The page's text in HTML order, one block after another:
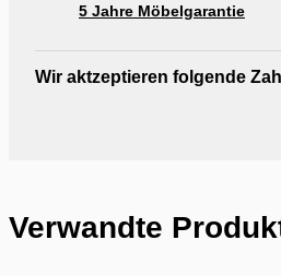
5 Jahre Möbelgarantie
Wir aktzeptieren folgende
Verwandte